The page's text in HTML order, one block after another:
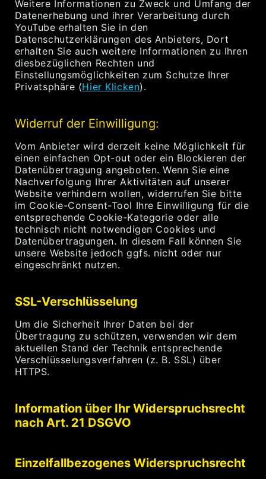
Weitere Informationen zu Zweck und Umfang der
Datenerhebung und ihrer Verarbeitung durch
YouTube erhalten Sie in den
Datenschutzerklärungen des Anbieters, Dort
erhalten Sie auch weitere Informationen zu Ihren
diesbezüglichen Rechten und
Einstellungsmöglichkeiten zum Schutze Ihrer
Privatsphäre (Hier Klicken).
Widerruf der Einwilligung:
Vom Anbieter wird derzeit keine Möglichkeit für
einen einfachen Opt-out oder ein Blockieren der
Datenübertragung angeboten. Wenn Sie eine
Nachverfolgung Ihrer Aktivitäten auf unserer
Website verhindern wollen, widerrufen Sie bitte
im Cookie-Consent-Tool Ihre Einwilligung für die
entsprechende Cookie-Kategorie oder alle
technisch nicht notwendigen Cookies und
Datenübertragungen. In diesem Fall können Sie
unsere Website jedoch ggfs. nicht oder nur
eingeschränkt nutzen.
SSL-Verschlüsselung
Um die Sicherheit Ihrer Daten bei der
Übertragung zu schützen, verwenden wir dem
aktuellen Stand der Technik entsprechende
Verschlüsselungsverfahren (z. B. SSL) über
HTTPS.
Information über Ihr Widerspruchsrecht
nach Art. 21 DSGVO
Einzelfallbezogenes Widerspruchsrecht